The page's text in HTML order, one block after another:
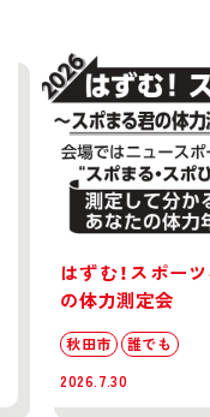
はずむ！スポー
の体力測定会
秋田市
誰でも
2026.7.30